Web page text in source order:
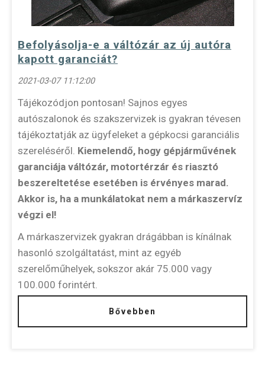
Befolyásolja-e a váltózár az új autóra
kapott garanciát?
2021-03-07 11:12:00
Tájékozódjon pontosan! Sajnos egyes
autószalonok és szakszervizek is gyakran tévesen
tájékoztatják az ügyfeleket a gépkocsi garanciális
szereléséről. Kiemelendő, hogy gépjárművének
garanciája váltózár, motortérzár és riasztó
beszereltetése esetében is érvényes marad.
Akkor is, ha a munkálatokat nem a márkaszervíz
végzi el!
A márkaszervizek gyakran drágábban is kínálnak
hasonló szolgáltatást, mint az egyéb
szerelőműhelyek, sokszor akár 75.000 vagy
100.000 forintért.
Bővebben